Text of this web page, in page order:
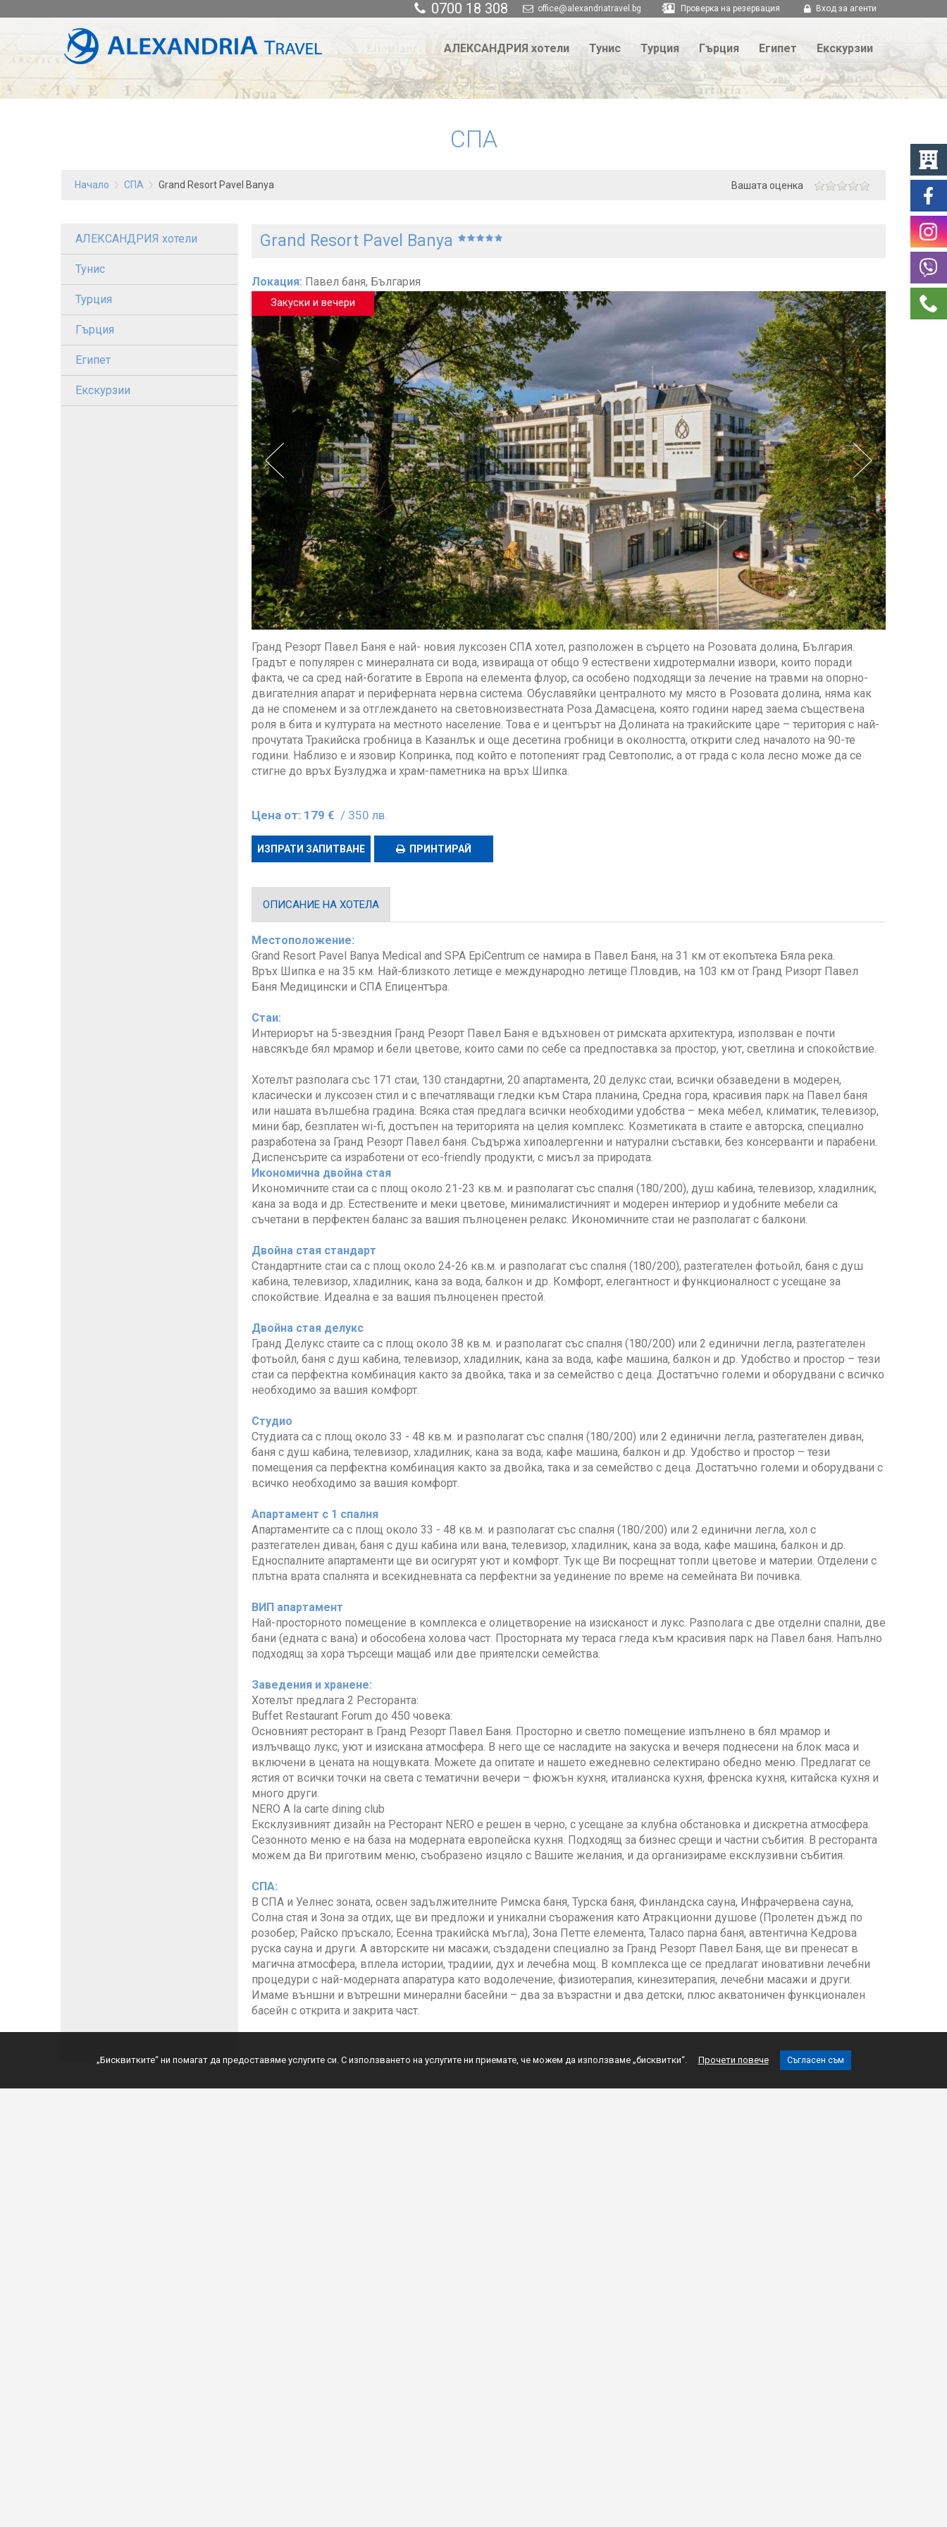
0700 18 308 office@alexandriatravel.bg Проверка на резервация Вход за агенти
АЛЕКСАНДРИЯ хотели Тунис Турция Гърция Египет Екскурзии
СПА
Начало СПА Grand Resort Pavel Banya Вашата оценка
АЛЕКСАНДРИЯ хотели
Тунис
Турция
Гърция
Египет
Екскурзии
Grand Resort Pavel Banya
Локация: Павел баня, България
Закуски и вечери
Гранд Резорт Павел Баня е най- новия луксозен СПА хотел, разположен в сърцето на Розовата долина, България.
Градът е популярен с минералната си вода, извираща от общо 9 естествени хидротермални извори, които поради
факта, че са сред най-богатите в Европа на елемента флуор, са особено подходящи за лечение на травми на опорно-
двигателния апарат и периферната нервна система. Обуславяйки централното му място в Розовата долина, няма как
да не споменем и за отглеждането на световноизвестната Роза Дамасцена, която години наред заема съществена
роля в бита и културата на местното население. Това е и центърът на Долината на тракийските царе – територия с най-
прочутата Тракийска гробница в Казанлък и още десетина гробници в околността, открити след началото на 90-те
години. Наблизо е и язовир Копринка, под който е потопеният град Севтополис, а от града с кола лесно може да се
стигне до връх Бузлуджа и храм-паметника на връх Шипка.
Цена от: 179 € / 350 лв.
ИЗПРАТИ ЗАПИТВАНЕ ПРИНТИРАЙ
ОПИСАНИЕ НА ХОТЕЛА
Местоположение:
Grand Resort Pavel Banya Medical and SPA EpiCentrum се намира в Павел Баня, на 31 км от екопътека Бяла река.
Връх Шипка е на 35 км. Най-близкото летище е международно летище Пловдив, на 103 км от Гранд Ризорт Павел
Баня Медицински и СПА Епицентъра.
Стаи:
Интериорът на 5-звездния Гранд Резорт Павел Баня е вдъхновен от римската архитектура, използван е почти
навсякъде бял мрамор и бели цветове, които сами по себе са предпоставка за простор, уют, светлина и спокойствие.
Хотелът разполага със 171 стаи, 130 стандартни, 20 апартамента, 20 делукс стаи, всички обзаведени в модерен,
класически и луксозен стил и с впечатляващи гледки към Стара планина, Средна гора, красивия парк на Павел баня
или нашата вълшебна градина. Всяка стая предлага всички необходими удобства – мека мебел, климатик, телевизор,
мини бар, безплатен wi-fi, достъпен на територията на целия комплекс. Козметиката в стаите е авторска, специално
разработена за Гранд Резорт Павел баня. Съдържа хипоалергенни и натурални съставки, без консерванти и парабени.
Диспенсърите са изработени от eco-friendly продукти, с мисъл за природата.
Икономична двойна стая
Икономичните стаи са с площ около 21-23 кв.м. и разполагат със спалня (180/200), душ кабина, телевизор, хладилник,
кана за вода и др. Естествените и меки цветове, минималистичният и модерен интериор и удобните мебели са
съчетани в перфектен баланс за вашия пълноценен релакс. Икономичните стаи не разполагат с балкони.
Двойна стая стандарт
Стандартните стаи са с площ около 24-26 кв.м. и разполагат със спалня (180/200), разтегателен фотьойл, баня с душ
кабина, телевизор, хладилник, кана за вода, балкон и др. Комфорт, елегантност и функционалност с усещане за
спокойствие. Идеална е за вашия пълноценен престой.
Двойна стая делукс
Гранд Делукс стаите са с площ около 38 кв.м. и разполагат със спалня (180/200) или 2 единични легла, разтегателен
фотьойл, баня с душ кабина, телевизор, хладилник, кана за вода, кафе машина, балкон и др. Удобство и простор – тези
стаи са перфектна комбинация както за двойка, така и за семейство с деца. Достатъчно големи и оборудвани с всичко
необходимо за вашия комфорт.
Студио
Студиата са с площ около 33 - 48 кв.м. и разполагат със спалня (180/200) или 2 единични легла, разтегателен диван,
баня с душ кабина, телевизор, хладилник, кана за вода, кафе машина, балкон и др. Удобство и простор – тези
помещения са перфектна комбинация както за двойка, така и за семейство с деца. Достатъчно големи и оборудвани с
всичко необходимо за вашия комфорт.
Апартамент с 1 спалня
Апартаментите са с площ около 33 - 48 кв.м. и разполагат със спалня (180/200) или 2 единични легла, хол с
разтегателен диван, баня с душ кабина или вана, телевизор, хладилник, кана за вода, кафе машина, балкон и др.
Едноспалните апартаменти ще ви осигурят уют и комфорт. Тук ще Ви посрещнат топли цветове и материи. Отделени с
плътна врата спалнята и всекидневната са перфектни за уединение по време на семейната Ви почивка.
ВИП апартамент
Най-просторното помещение в комплекса e олицетворение на изисканост и лукс. Разполага с две отделни спални, две
бани (едната с вана) и обособена холова част. Просторната му тераса гледа към красивия парк на Павел баня. Напълно
подходящ за хора търсещи мащаб или две приятелски семейства.
Заведения и хранене:
Хотелът предлага 2 Ресторанта:
Buffet Restaurant Forum до 450 човека:
Основният ресторант в Гранд Резорт Павел Баня. Просторно и светло помещение изпълнено в бял мрамор и
излъчващо лукс, уют и изискана атмосфера. В него ще се насладите на закуска и вечеря поднесени на блок маса и
включени в цената на нощувката. Можете да опитате и нашето ежедневно селектирано обедно меню. Предлагат се
ястия от всички точки на света с тематични вечери – фюжън кухня, италианска кухня, френска кухня, китайска кухня и
много други.
NERO A la carte dining club
Ексклузивният дизайн на Ресторант NERO е решен в черно, с усещане за клубна обстановка и дискретна атмосфера.
Сезонното меню е на база на модерната европейска кухня. Подходящ за бизнес срещи и частни събития. В ресторанта
можем да Ви приготвим меню, съобразено изцяло с Вашите желания, и да организираме ексклузивни събития.
СПА:
В СПА и Уелнес зоната, освен задължителните Римска баня, Турска баня, Финландска сауна, Инфрачервена сауна,
Солна стая и Зона за отдих, ще ви предложи и уникални съоражения като Атракционни душове (Пролетен дъжд по
розобер; Райско пръскало; Есенна тракийска мъгла), Зона Петте елемента, Таласо парна баня, автентична Кедрова
руска сауна и други. А авторските ни масажи, създадени специално за Гранд Резорт Павел Баня, ще ви пренесат в
магична атмосфера, вплела истории, традиии, дух и лечебна мощ. В комплекса ще се предлагат иновативни лечебни
процедури с най-модерната апаратура като водолечение, физиотерапия, кинезитерапия, лечебни масажи и други.
Имаме външни и вътрешни минерални басейни – два за възрастни и два детски, плюс акватоничен функционален
басейн с открита и закрита част.
„Бисквитките“ ни помагат да предоставяме услугите си. С използването на услугите ни приемате, че можем да използваме „бисквитки“. Прочети повече Съгласен съм